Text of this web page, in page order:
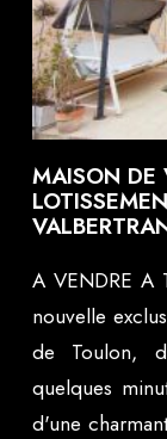
MAISON DE
A VENDRE A
nouvelle
de Toulon,
quelques
d'une